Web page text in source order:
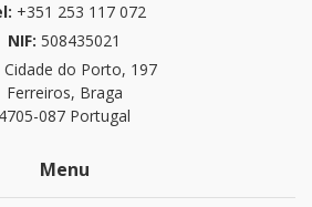
+351 253 117 072
NIF: 508435021
Cidade do Porto, 197
Ferreiros, Braga
4705-087 Portugal
Menu